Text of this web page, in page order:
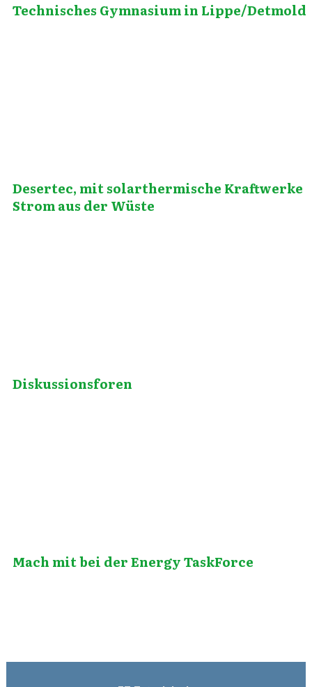
Technisches Gymnasium in Lippe/Detmold
Desertec, mit solarthermische Kraftwerke
Strom aus der Wüste
Diskussionsforen
Mach mit bei der Energy TaskForce